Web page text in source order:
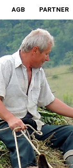
AGB PARTNER